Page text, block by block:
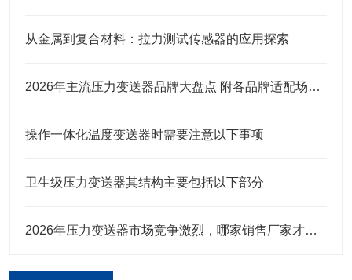
从金属到复合材料：拉力测试传感器的应用探索
2026年主流压力变送器品牌大盘点 附各品牌适配场景及选购建议
操作一体化温度变送器时需要注意以下事项
卫生级压力变送器其结构主要包括以下部分
2026年压力变送器市场竞争激烈，哪家销售厂家才是行业值得选择